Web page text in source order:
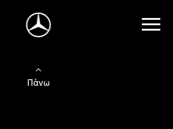
Πάνω